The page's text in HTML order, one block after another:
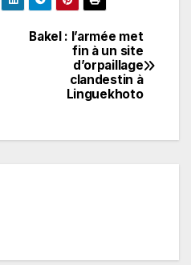
Bakel : l’armée met
fin à un site
d’orpaillage
clandestin à
Linguekhoto